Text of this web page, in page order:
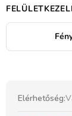
Elérhetőség: